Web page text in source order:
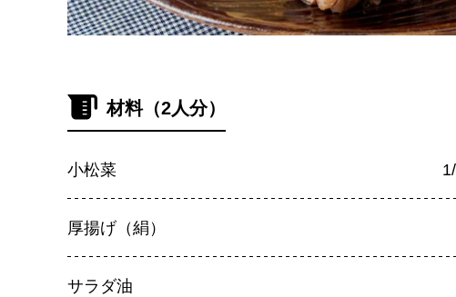
材料（2人分）
小松菜
厚揚げ（絹）
サラダ油